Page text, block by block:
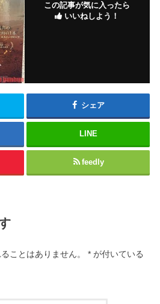
この記事が気に入ったら
いいねしよう！
シェア
LINE
feedly
ことはありません。 * が付いている